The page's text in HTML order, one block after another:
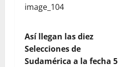
Así llegan las diez
Selecciones de
Sudamérica a la fecha 5